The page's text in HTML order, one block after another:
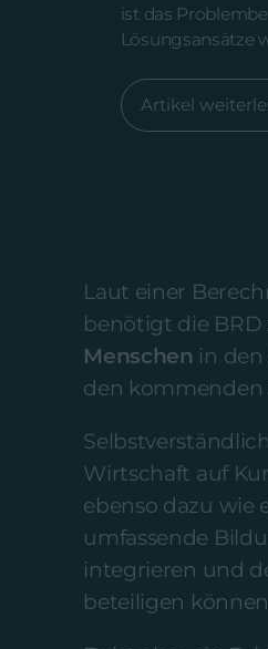
ist das
Lösungsansätze
Artikel
Laut einer
benötigt die
Menschen in
den
Wirtschaft auf
ebenso dazu wie
umfassende
integrieren und
beteiligen